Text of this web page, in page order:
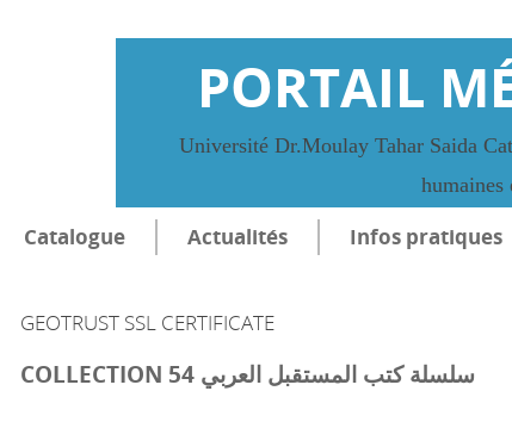
PORTAIL
Université Dr.Moulay Tahar Saida
humaines
Catalogue Actualités Infos pratiques
GEOTRUST SSL CERTIFICATE
COLLECTION سلسلة كتب المستقبل العربي 54